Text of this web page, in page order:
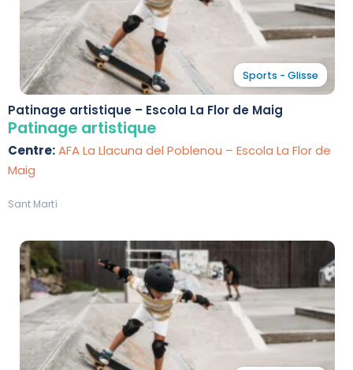
Sports - Glisse
Patinage artistique – Escola La Flor de Maig
Patinage artistique
Centre:AFA La Llacuna del Poblenou – Escola La Flor de
Maig
Sant Martí